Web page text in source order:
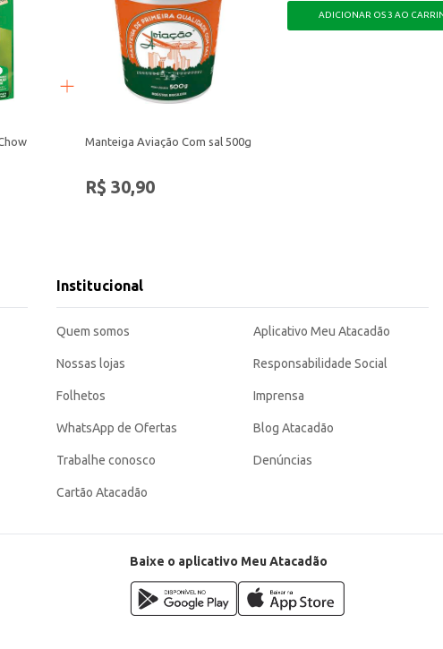
Manteiga Aviação Com sal 500g
R$ 30,90
ADICIONAR OS 3 AO
Institucional
Quem somos
Nossas lojas
Folhetos
WhatsApp de Ofertas
Trabalhe conosco
Cartão Atacadão
Aplicativo Meu Atacadão
Responsabilidade Social
Imprensa
Blog Atacadão
Denúncias
Baixe o aplicativo Meu Atacadão